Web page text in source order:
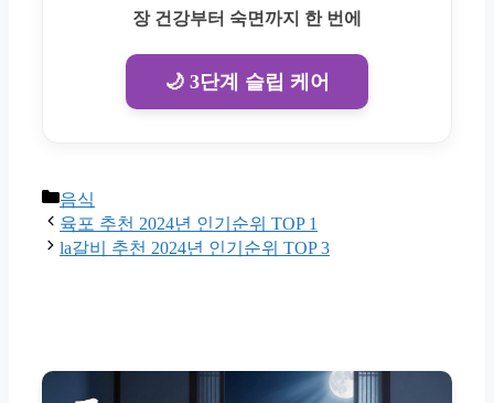
장 건강부터 숙면까지 한 번에
🌙 3단계 슬립 케어
Categories
음식
육포 추천 2024년 인기순위 TOP 1
la갈비 추천 2024년 인기순위 TOP 3